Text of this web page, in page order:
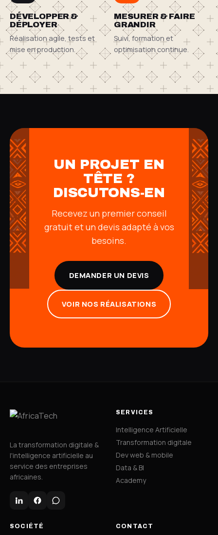
DÉVELOPPER &
DÉPLOYER
Réalisation agile, tests et
mise en production.
MESURER & FAIRE
GRANDIR
Suivi, formation et
optimisation continue.
UN PROJET EN
TÊTE ?
DISCUTONS-EN
Recevez un premier conseil
gratuit et un devis adapté à vos
besoins.
DEMANDER UN DEVIS
VOIR NOS RÉALISATIONS
La transformation digitale &
l'intelligence artificielle au
service des entreprises
africaines.
SERVICES
Intelligence Artificielle
Transformation digitale
Dev web & mobile
Data & BI
Academy
SOCIÉTÉ CONTACT